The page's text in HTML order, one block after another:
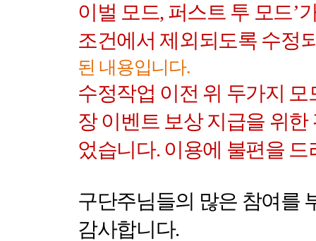
이벌 모드, 퍼스트 투 모드’
조건에서 제외되도록 수정
된 내용입니다.
수정작업 이전 위 두가지
장 이벤트 보상 지급을 위
었습니다. 이용에 불편을
구단주님들의 많은 참여를
감사합니다.